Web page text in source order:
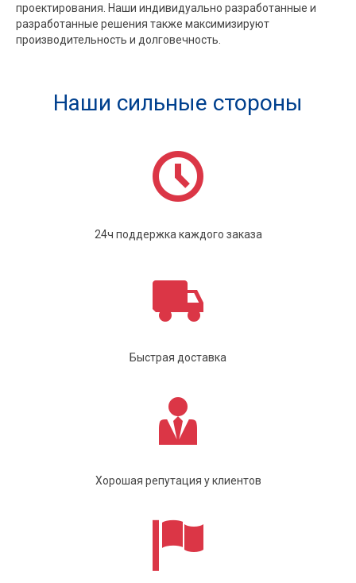
проектирования. Наши индивидуально разработанные и
разработанные решения также максимизируют
производительность и долговечность.
Наши сильные стороны
24ч поддержка каждого заказа
Быстрая доставка
Хорошая репутация у клиентов